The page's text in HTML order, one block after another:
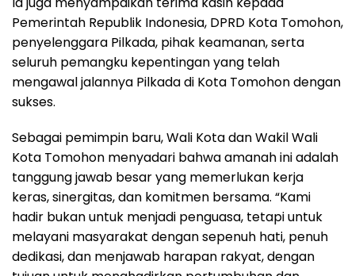
Pemerintah Republik Indonesia, DPRD Kota Tomohon,
penyelenggara Pilkada, pihak keamanan, serta
seluruh pemangku kepentingan yang telah
mengawal jalannya Pilkada di Kota Tomohon dengan
sukses.
Sebagai pemimpin baru, Wali Kota dan Wakil Wali
Kota Tomohon menyadari bahwa amanah ini adalah
tanggung jawab besar yang memerlukan kerja
keras, sinergitas, dan komitmen bersama. “Kami
hadir bukan untuk menjadi penguasa, tetapi untuk
melayani masyarakat dengan sepenuh hati, penuh
dedikasi, dan menjawab harapan rakyat, dengan